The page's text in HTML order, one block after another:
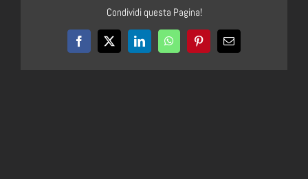
Condividi questa Pagina!
Facebook
X LinkedInWhatsAppPinterestEmail